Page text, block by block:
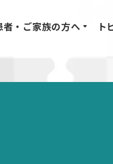
者・ご家族の方へ ト